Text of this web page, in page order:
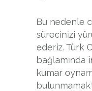
Bu nedenle
sürecinizi
ederiz. Türk
bağlamında
kumar